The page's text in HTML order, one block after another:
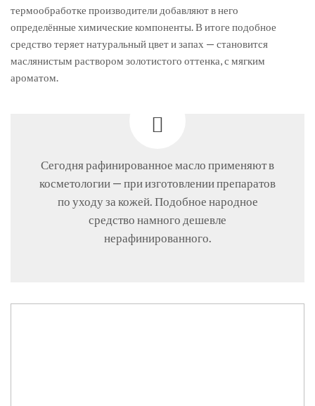
термообработке производители добавляют в него
определённые химические компоненты. В итоге подобное
средство теряет натуральный цвет и запах — становится
маслянистым раствором золотистого оттенка, с мягким
ароматом.
Сегодня рафинированное масло применяют в
косметологии — при изготовлении препаратов
по уходу за кожей. Подобное народное
средство намного дешевле
нерафинированного.